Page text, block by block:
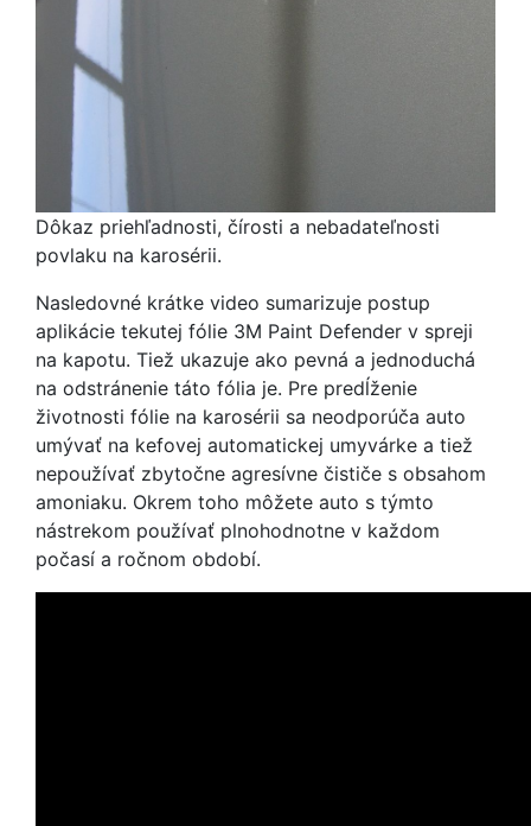
Dôkaz priehľadnosti, čírosti a nebadateľnosti
povlaku na karosérii.
Nasledovné krátke video sumarizuje postup
aplikácie tekutej fólie 3M Paint Defender v spreji
na kapotu. Tiež ukazuje ako pevná a jednoduchá
na odstránenie táto fólia je. Pre predĺženie
životnosti fólie na karosérii sa neodporúča auto
umývať na kefovej automatickej umyvárke a tiež
nepoužívať zbytočne agresívne čističe s obsahom
amoniaku. Okrem toho môžete auto s týmto
nástrekom používať plnohodnotne v každom
počasí a ročnom období.